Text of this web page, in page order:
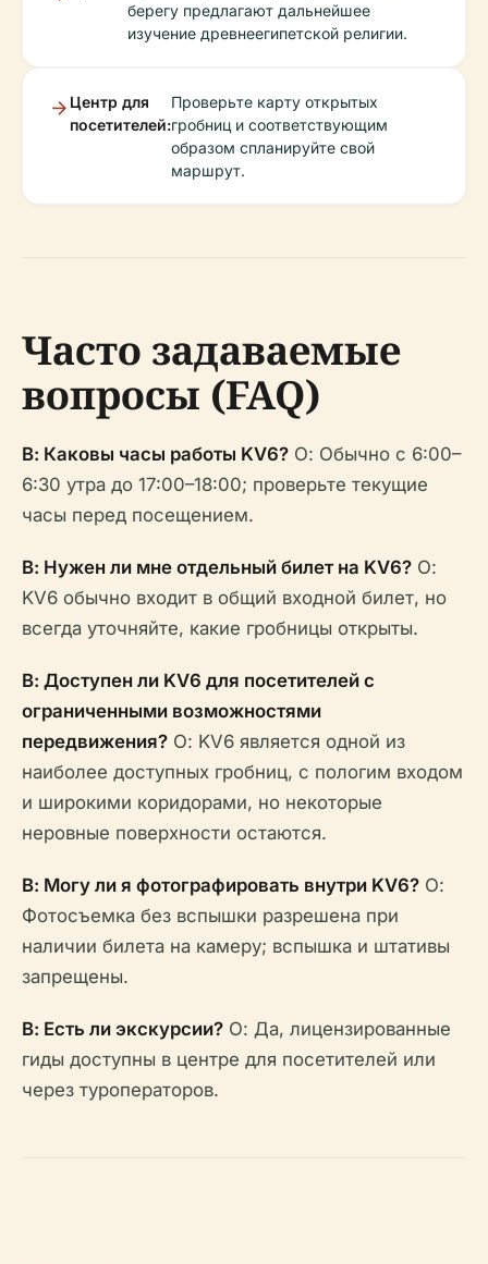
берегу предлагают дальнейшее
изучение древнеегипетской религии.
Центр для
посетителей:
Проверьте карту открытых
гробниц и соответствующим
образом спланируйте свой
маршрут.
Часто задаваемые
вопросы (FAQ)
В: Каковы часы работы KV6? О: Обычно с 6:00–
6:30 утра до 17:00–18:00; проверьте текущие
часы перед посещением.
В: Нужен ли мне отдельный билет на KV6? О:
KV6 обычно входит в общий входной билет, но
всегда уточняйте, какие гробницы открыты.
В: Доступен ли KV6 для посетителей с
ограниченными возможностями
передвижения? О: KV6 является одной из
наиболее доступных гробниц, с пологим входом
и широкими коридорами, но некоторые
неровные поверхности остаются.
В: Могу ли я фотографировать внутри KV6? О:
Фотосъемка без вспышки разрешена при
наличии билета на камеру; вспышка и штативы
запрещены.
В: Есть ли экскурсии? О: Да, лицензированные
гиды доступны в центре для посетителей или
через туроператоров.